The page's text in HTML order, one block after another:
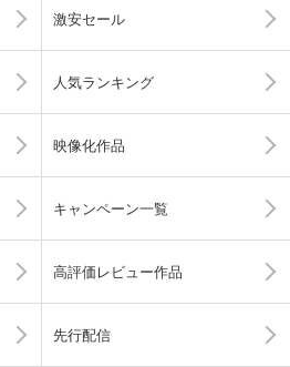
激安セール
人気ランキング
映像化作品
キャンペーン一覧
高評価レビュー作品
先行配信